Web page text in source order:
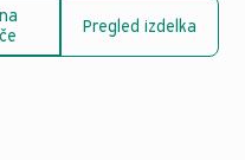
Pregled izdelka